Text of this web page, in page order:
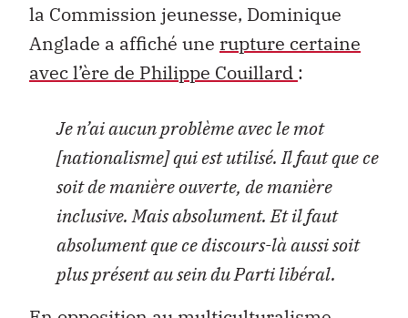
la Commission jeunesse, Dominique
Anglade a affiché une rupture certaine
avec l’ère de Philippe Couillard :
Je n’ai aucun problème avec le mot
[nationalisme] qui est utilisé. Il faut que ce
soit de manière ouverte, de manière
inclusive. Mais absolument. Et il faut
absolument que ce discours-là aussi soit
plus présent au sein du Parti libéral.